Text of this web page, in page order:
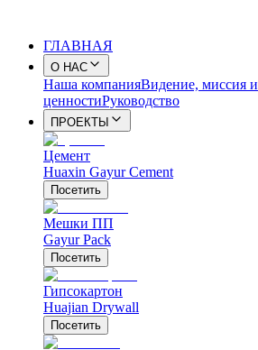
ГЛАВНАЯ
О НАС
Наша компанияВидение, миссия и
ценностиРуководство
ПРОЕКТЫ
Цемент
Huaxin Gayur Cement
Посетить
Мешки ПП
Gayur Pack
Посетить
Гипсокартон
Huajian Drywall
Посетить